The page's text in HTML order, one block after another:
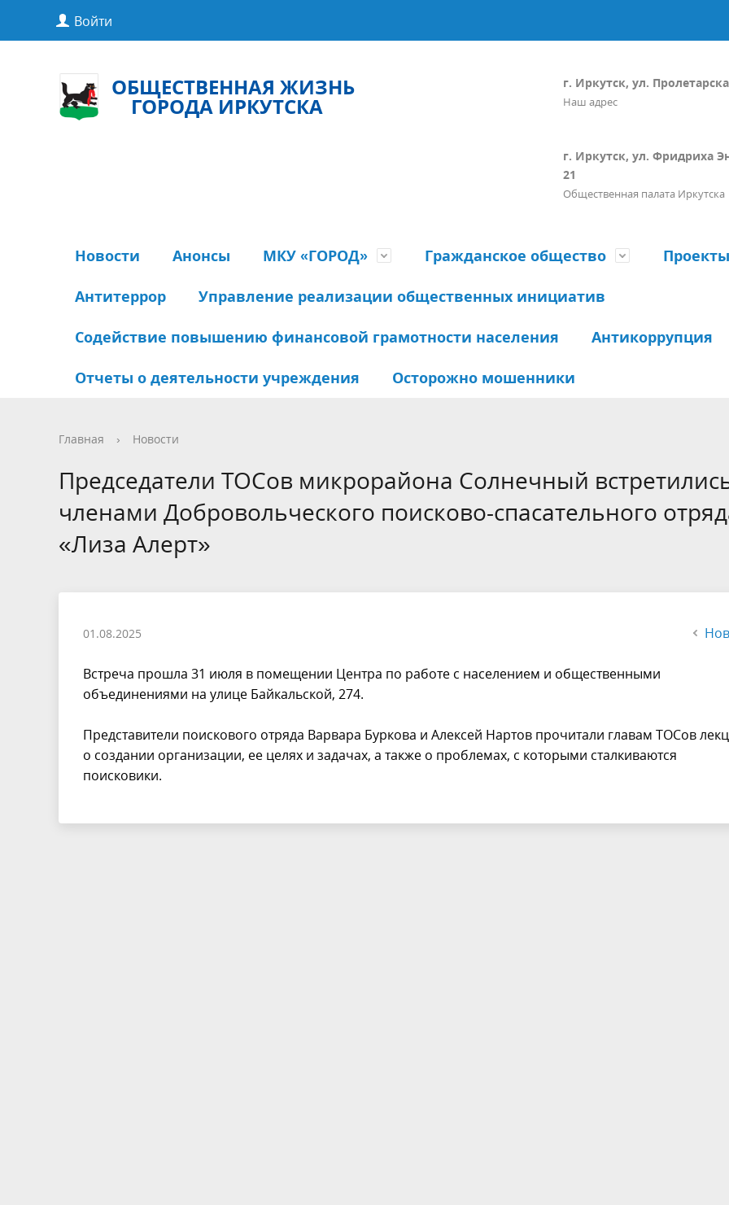
Войти
ОБЩЕСТВЕННАЯ ЖИЗНЬ
ГОРОДА ИРКУТСКА
г. Иркутск, ул.
Наш адрес
г. Иркутск, ул. Фридриха
21
Общественная палата Иркутска
Новости Анонсы МКУ «ГОРОД»
Структура учреждения
Гражданское общество
Центры по работе с
общественными
объединениями
самоуправления
Общественная палата
Иркутска
Координационный совет по
Проекты
Иркутский Арбат
Фотогалерея
Антитеррор Управление реализации общественных инициатив
Содействие повышению финансовой грамотности населения Антикоррупция
Отчеты о деятельности учреждения Осторожно мошенники
Главная › Новости
Председатели ТОСов микрорайона Солнечный
членами Добровольческого поисково-спасательного
«Лиза Алерт»
01.08.2025
Встреча прошла 31 июля в помещении Центра по работе с населением и общественными
объединениями на улице Байкальской, 274.
Представители поискового отряда Варвара Буркова и Алексей Нартов прочитали главам ТОСов
о создании организации, ее целях и задачах, а также о проблемах, с которыми сталкиваются
поисковики.